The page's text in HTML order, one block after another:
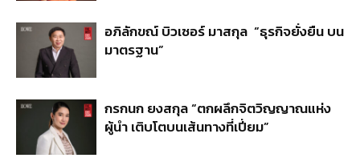
อภิลักขณ์ บิวเซอร์ มาสกุล “ธุรกิจยั่งยืน บน
มาตรฐาน”
กรกนก ยงสกุล “ตกผลึกจิตวิญญาณแห่ง
ผู้นำ เติบโตบนเส้นทางที่เปี่ยม”